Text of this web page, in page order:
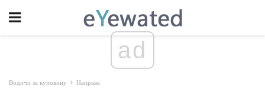
ad
Водичи за куповину Направа